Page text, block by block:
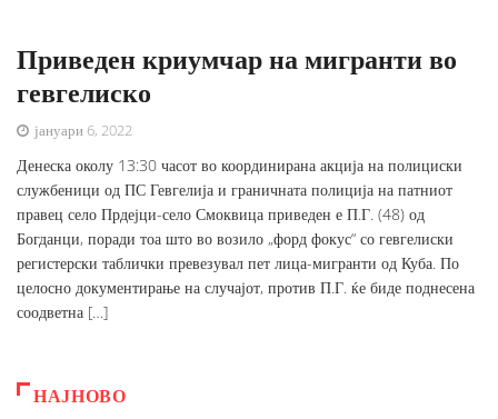
Приведен криумчар на мигранти во
гевгелиско
јануари 6, 2022
Денеска околу 13:30 часот во координирана акција на полициски
службеници од ПС Гевгелија и граничната полиција на патниот
правец село Прдејци-село Смоквица приведен е П.Г. (48) од
Богданци, поради тоа што во возило „форд фокус“ со гевгелиски
регистерски таблички превезувал пет лица-мигранти од Куба. По
целосно документирање на случајот, против П.Г. ќе биде поднесена
соодветна […]
НАЈНОВО